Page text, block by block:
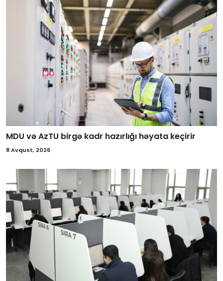
MDU və AzTU birgə kadr hazırlığı həyata keçirir
8 Avqust, 2026